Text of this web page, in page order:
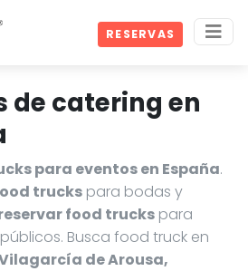
RESERVAS
de catering en
para eventos en España.
trucks para bodas y
food trucks para
Busca food truck en
de Arousa,